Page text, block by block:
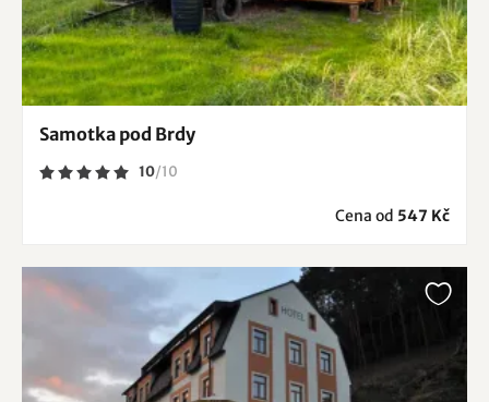
Samotka pod Brdy
10/10
Cena od 547 Kč